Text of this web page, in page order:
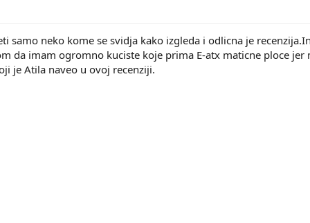
samo neko kome se svidja kako izgleda i odlicna je
da imam ogromno kuciste koje prima E-atx maticne ploce
je Atila naveo u ovoj recenziji.